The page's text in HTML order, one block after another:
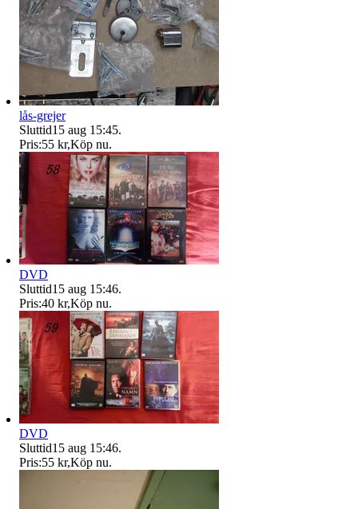
lås-grejer
Sluttid15 aug 15:45.
Pris:55 kr,Köp nu.
DVD
Sluttid15 aug 15:46.
Pris:40 kr,Köp nu.
DVD
Sluttid15 aug 15:46.
Pris:55 kr,Köp nu.